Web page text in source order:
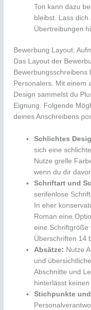
Ton kann dazu
bleibst. Lass
Übertreibungen
Bewerbung Layout:
Das Layout der
Bewerbungsschreibens
Personalers. Mit einem
Design sammelst du
Eignung. Folgende
deines Anschreibens
Schlichtes
sich eine
Nutze grelle
wenn du dir
Schriftart und
serifenlose
In eher
Roman eine
eine Schriftgröße
Überschriften 14
Absätze: Nutze
und
Abschnitte und
hinterlässt
Stichpunkte